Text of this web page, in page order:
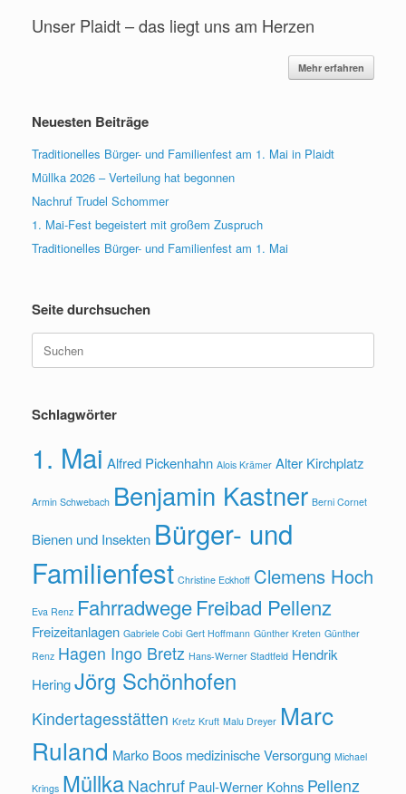
Unser Plaidt – das liegt uns am Herzen
Mehr erfahren
Neuesten Beiträge
Traditionelles Bürger- und Familienfest am 1. Mai in Plaidt
Müllka 2026 – Verteilung hat begonnen
Nachruf Trudel Schommer
1. Mai-Fest begeistert mit großem Zuspruch
Traditionelles Bürger- und Familienfest am 1. Mai
Seite durchsuchen
Suche
nach:
Schlagwörter
1. Mai Alfred Pickenhahn Alois Krämer Alter Kirchplatz
Armin Schwebach Benjamin Kastner Berni Cornet
Bienen und Insekten Bürger- und
Familienfest Christine Eckhoff Clemens Hoch
Eva Renz FahrradwegeFreibad Pellenz
Freizeitanlagen Gabriele Cobi Gert Hoffmann Günther Kreten Günther
Renz Hagen Ingo Bretz Hans-Werner Stadtfeld Hendrik
HeringJörg Schönhofen
Kindertagesstätten Kretz Kruft Malu Dreyer Marc
Ruland Marko Boos medizinische Versorgung Michael
Krings Müllka Nachruf Paul-Werner Kohns Pellenz